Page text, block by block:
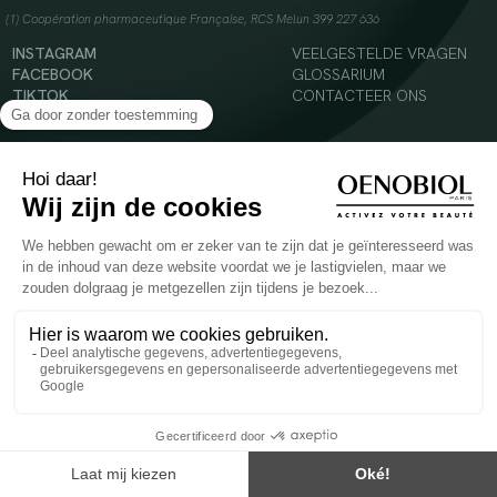
(1) Coopération pharmaceutique Française, RCS Melun 399 227 636
INSTAGRAM
FACEBOOK
TIKTOK
YOUTUBE
VEELGESTELDE VRAGEN
GLOSSARIUM
CONTACTEER ONS
© 2024 Oenobiol Paris
Voedingssupplement dat moet worden geconsumeerd als onderdeel van een gevarieerde,
evenwichtige voeding en een gezonde levensstijl. Aanbevolen dagelijkse dosis niet
overschrijden. Enkel voor volwassenen, buiten het bereik van kinderen houden.